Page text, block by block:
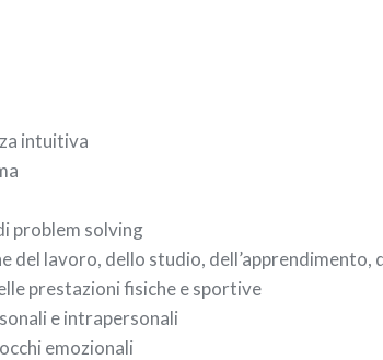
intuitiva
problem solving
del lavoro, dello studio, dell’apprendimento,
prestazioni fisiche e sportive
e intrapersonali
emozionali